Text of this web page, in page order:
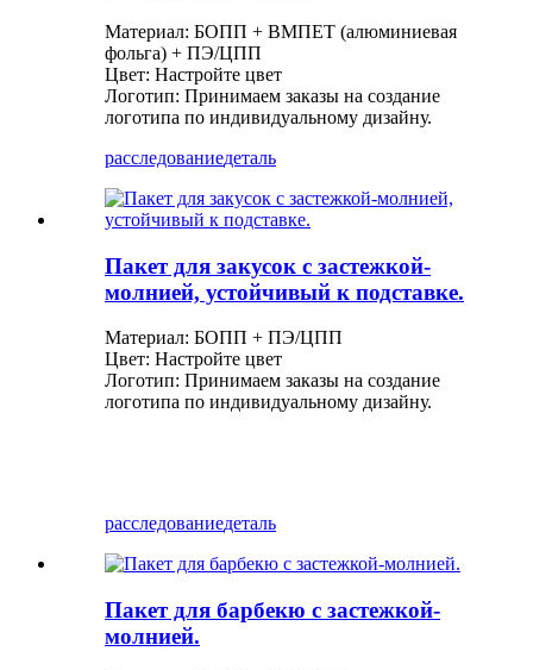
Материал: БОПП + ВМПЕТ (алюминиевая
фольга) + ПЭ/ЦПП
Цвет: Настройте цвет
Логотип: Принимаем заказы на создание
логотипа по индивидуальному дизайну.
расследованиедеталь
Пакет для закусок с застежкой-
молнией, устойчивый к подставке.
Материал: БОПП + ПЭ/ЦПП
Цвет: Настройте цвет
Логотип: Принимаем заказы на создание
логотипа по индивидуальному дизайну.
расследованиедеталь
Пакет для барбекю с застежкой-
молнией.